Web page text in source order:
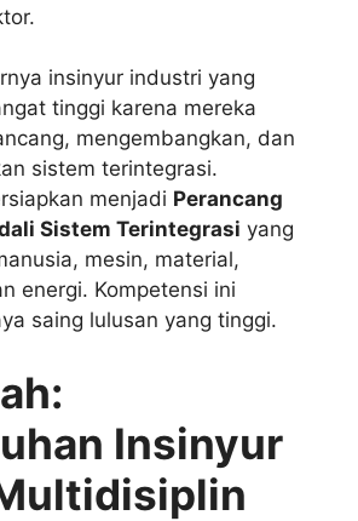
insinyur industri yang
tinggi karena mereka
mengembangkan, dan
sistem terintegrasi.
menjadi Perancang
Sistem Terintegrasi yang
mesin, material,
energi. Kompetensi ini
saing lulusan yang tinggi.
Insinyur